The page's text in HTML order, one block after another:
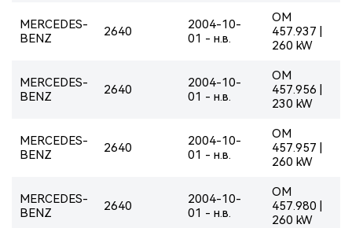
MERCEDES-
BENZ
2640
2004-10-
01 - н.в.
OM
457.937 |
260 kW
MERCEDES-
BENZ
2640
2004-10-
01 - н.в.
OM
457.956 |
230 kW
MERCEDES-
BENZ
2640
2004-10-
01 - н.в.
OM
457.957 |
260 kW
MERCEDES-
BENZ
2640
2004-10-
01 - н.в.
OM
457.980 |
260 kW